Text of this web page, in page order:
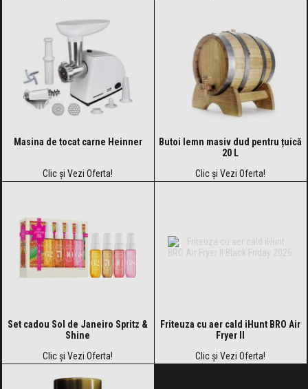
Masina de tocat carne Heinner
Clic și Vezi Oferta!
Butoi lemn masiv dud pentru țuică
20 L
Clic și Vezi Oferta!
Set cadou Sol de Janeiro Spritz &
Shine
Clic și Vezi Oferta!
Friteuza cu aer cald iHunt BRO Air
Fryer II
Clic și Vezi Oferta!